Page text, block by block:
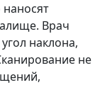
Врач
наклона,
не